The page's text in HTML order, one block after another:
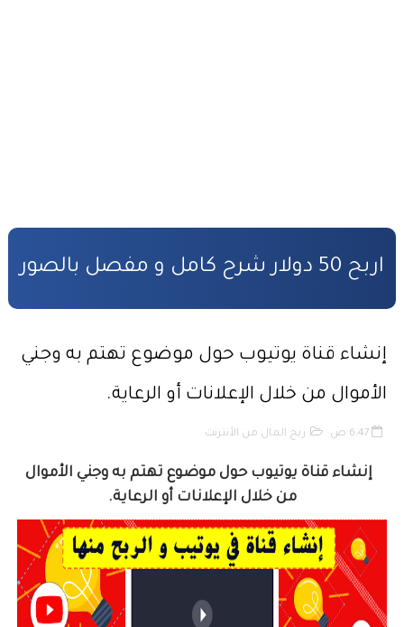
المسؤولية المدنية في مجال الأضرار النووية
مسلك العلوم الإنسانية
أفضل النصائح لإنشاء قناة ناجحة على اليوتيب
اربح 50 دولار شرح كامل و مفصل بالصور
إنشاء قناة يوتيوب حول موضوع تهتم به وجني
الأموال من خلال الإعلانات أو الرعاية.
6:47 ص ربح المال من الأنترنت
إنشاء قناة يوتيوب حول موضوع تهتم به وجني الأموال
من خلال الإعلانات أو الرعاية.